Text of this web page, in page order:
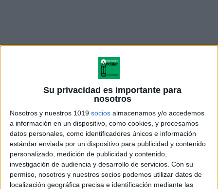
Su privacidad es importante para
nosotros
Nosotros y nuestros 1019 socios almacenamos y/o accedemos
a información en un dispositivo, como cookies, y procesamos
datos personales, como identificadores únicos e información
estándar enviada por un dispositivo para publicidad y contenido
personalizado, medición de publicidad y contenido,
investigación de audiencia y desarrollo de servicios. Con su
permiso, nosotros y nuestros socios podemos utilizar datos de
localización geográfica precisa e identificación mediante las
recurso es muy completo porque no se trata solo de
completar frases, sino de aprender a dar sentido a lo
que se escribe. Al apoyarse en el dibujo, los niños
comprenden mejor la relación entre texto e imagen,